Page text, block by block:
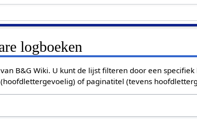
logboeken
B&G Wiki. U kunt de lijst filteren door een
of paginatitel (tevens